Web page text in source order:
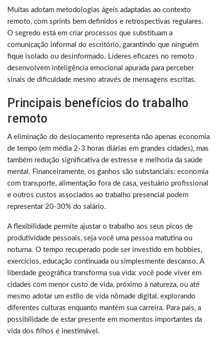
Muitas adotam metodologias ágeis adaptadas ao contexto
remoto, com sprints bem definidos e retrospectivas regulares.
O segredo está em criar processos que substituam a
comunicação informal do escritório, garantindo que ninguém
fique isolado ou desinformado. Líderes eficazes no remoto
desenvolvem inteligência emocional apurada para perceber
sinais de dificuldade mesmo através de mensagens escritas.
Principais benefícios do trabalho
remoto
A eliminação do deslocamento representa não apenas economia
de tempo (em média 2-3 horas diárias em grandes cidades), mas
também redução significativa de estresse e melhoria da saúde
mental. Financeiramente, os ganhos são substanciais: economia
com transporte, alimentação fora de casa, vestuário profissional
e outros custos associados ao trabalho presencial podem
representar 20-30% do salário.
A flexibilidade permite ajustar o trabalho aos seus picos de
produtividade pessoais, seja você uma pessoa matutina ou
noturna. O tempo recuperado pode ser investido em hobbies,
exercícios, educação continuada ou simplesmente descanso. A
liberdade geográfica transforma sua vida: você pode viver em
cidades com menor custo de vida, próximo à natureza, ou até
mesmo adotar um estilo de vida nômade digital, explorando
diferentes culturas enquanto mantém sua carreira. Para pais, a
possibilidade de estar presente em momentos importantes da
vida dos filhos é inestimável.